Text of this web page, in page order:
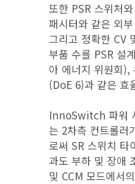
또한 PSR 스위처
패시터와 같은 외
그리고 정확한 CV
부품 수를 PSR 설
아 에너지 위원회),
(DoE 6)과 같은 효
InnoSwitch 파워
는 2차측 컨트롤러
로써 SR 스위치 타
과도 부하 및 장애
및 CCM 모드에서